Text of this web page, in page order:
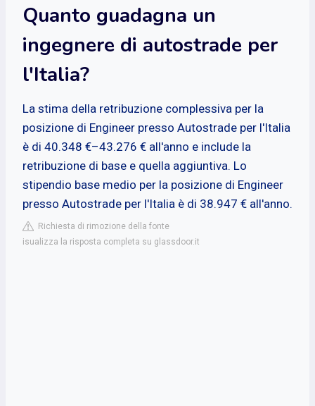
Quanto guadagna un
ingegnere di autostrade per
l'Italia?
La stima della retribuzione complessiva per la
posizione di Engineer presso Autostrade per l'Italia
è di 40.348 €–43.276 € all'anno e include la
retribuzione di base e quella aggiuntiva. Lo
stipendio base medio per la posizione di Engineer
presso Autostrade per l'Italia è di 38.947 € all'anno.
Richiesta di rimozione della fonte
isualizza la risposta completa su glassdoor.it